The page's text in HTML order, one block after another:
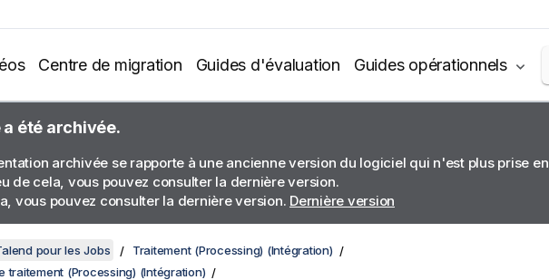
Centre de migration Guides d'évaluation Guides opérationnels
été archivée.
archivée se rapporte à une ancienne version du logiciel qui n'est plus prise en
de cela, vous pouvez consulter la dernière version.
vous pouvez consulter la dernière version. Dernière version
pour les Jobs
Traitement (Processing) (Intégration)
traitement (Processing) (Intégration)